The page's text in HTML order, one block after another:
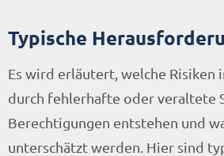
Typische
Es wird erläutert, welche Risiken
durch fehlerhafte oder veraltete
Berechtigungen entstehen und
unterschätzt werden. Hier sind